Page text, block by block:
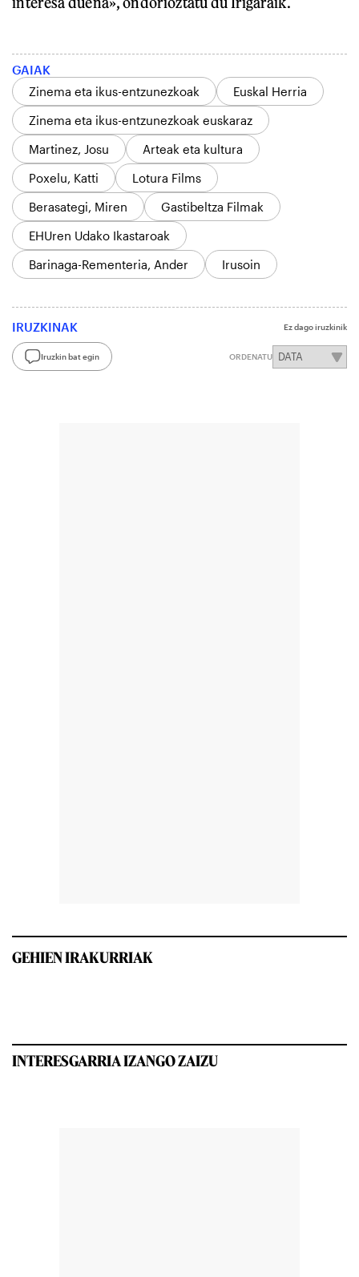
GAIAK
Zinema eta ikus-entzunezkoak
Euskal Herria
Zinema eta ikus-entzunezkoak euskaraz
Martinez, Josu
Arteak eta kultura
Poxelu, Katti
Lotura Films
Berasategi, Miren
Gastibeltza Filmak
EHUren Udako Ikastaroak
Barinaga-Rementeria, Ander
Irusoin
IRUZKINAK Ez dago iruzkinik
Iruzkin bat egin ORDENATU
GEHIEN IRAKURRIAK
INTERESGARRIA IZANGO ZAIZU